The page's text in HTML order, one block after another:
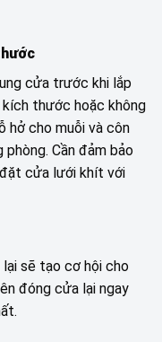
cửa trước khi lắp
thước hoặc không
hở cho muỗi và côn
Cần đảm bảo
cửa lưới khít với
sẽ tạo cơ hội cho
đóng cửa lại ngay